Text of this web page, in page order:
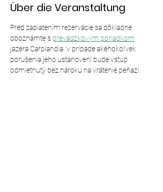
Über die Veranstaltung
Pred zaplatením rezervácie sa dôkladne
oboznámte s prevádzkovým poriadkom
jazera Carplandia. V prípade akéhokoľvek
porušenia jeho ustanovení bude vstup
odmietnutý bez nároku na vrátenie peňazí.